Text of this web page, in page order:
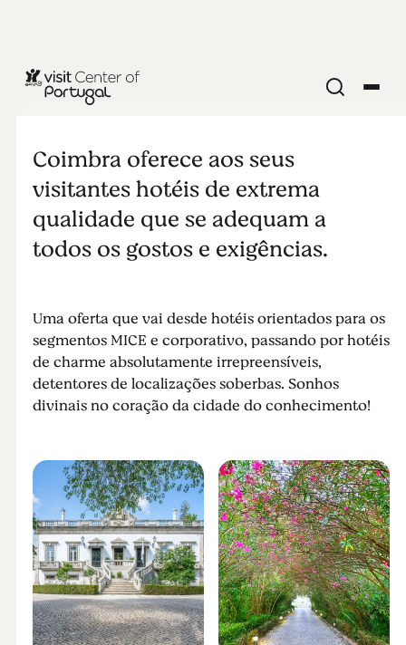
CIDADES E VILAS
Dormir em
Coimbra
Coimbra oferece aos seus
visitantes hotéis de extrema
qualidade que se adequam a
todos os gostos e exigências.
Uma oferta que vai desde hotéis orientados para os
segmentos MICE e corporativo, passando por hotéis
de charme absolutamente irrepreensíveis,
detentores de localizações soberbas. Sonhos
divinais no coração da cidade do conhecimento!